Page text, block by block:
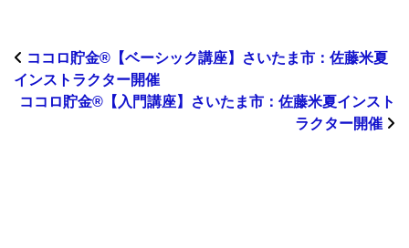
ココロ貯金®︎【ベーシック講座】さいたま市：佐藤米夏
インストラクター開催
ココロ貯金®︎【入門講座】さいたま市：佐藤米夏インスト
ラクター開催